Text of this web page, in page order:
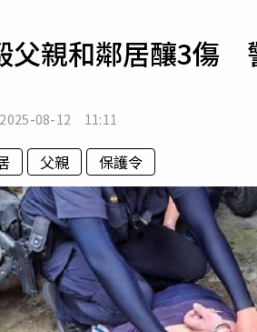
專欄
父親和鄰居釀3傷
2025-08-12 11:11
父親 保護令